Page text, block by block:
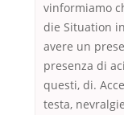
vinformiamo
die Situation
avere un
presenza di
questi, di.
testa,